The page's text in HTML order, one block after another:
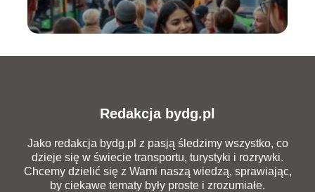
Redakcja bydg.pl
Jako redakcja bydg.pl z pasją śledzimy wszystko, co
dzieje się w świecie transportu, turystyki i rozrywki.
Chcemy dzielić się z Wami naszą wiedzą, sprawiając,
by ciekawe tematy były proste i zrozumiałe.